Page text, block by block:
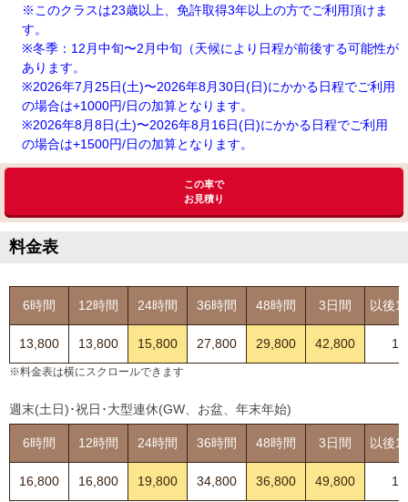
※このクラスは23歳以上、免許取得3年以上の方でご利用頂けま
す。
※冬季：12月中旬〜2月中旬（天候により日程が前後する可能性が
あります。
※2026年7月25日(土)〜2026年8月30日(日)にかかる日程でご利用
の場合は+1000円/日の加算となります。
※2026年8月8日(土)〜2026年8月16日(日)にかかる日程でご利用
の場合は+1500円/日の加算となります。
この車で
お見積り
料金表
6時間 12時間 24時間 36時間 48時間 3日間 以後1
13,800 13,800 15,800 27,800 29,800 42,800
※料金表は横にスクロールできます
週末(土日)･祝日･大型連休(GW、お盆、年末年始)
6時間 12時間 24時間 36時間 48時間 3日間 以後1
16,800 16,800 19,800 34,800 36,800 49,800